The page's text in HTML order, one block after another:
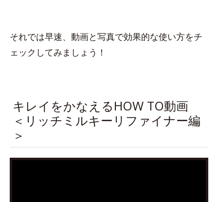
それでは早速、動画と写真で効果的な使い方をチ
ェックしてみましょう！
キレイをかなえるHOW TO動画
＜リッチミルキーリファイナー編
＞